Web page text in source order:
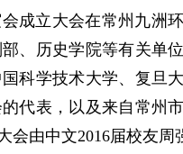
成立大会在常州九洲
、历史学院等有关单
科学技术大学、复旦
代表，以及来自常州
由中文2016届校友周